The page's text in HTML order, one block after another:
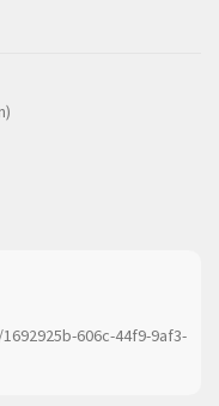
606c-44f9-9af3-